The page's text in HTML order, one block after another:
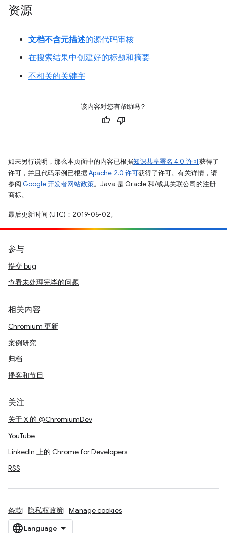
资源
文档不含元描述的源代码审核
在搜索结果中创建好的标题和摘要
不相关的关键字
该内容对您有帮助吗？
如未另行说明，那么本页面中的内容已根据知识共享署名 4.0 许可获得了
许可，并且代码示例已根据Apache 2.0 许可获得了许可。有关详情，请
参阅 Google 开发者网站政策。Java 是 Oracle 和/或其关联公司的注册
商标。
最后更新时间 (UTC)：2019-05-02。
参与
提交 bug
查看未处理完毕的问题
相关内容
Chromium 更新
案例研究
归档
播客和节目
关注
关于 X 的 @ChromiumDev
YouTube
LinkedIn 上的 Chrome for Developers
RSS
条款 隐私权政策 Manage cookies